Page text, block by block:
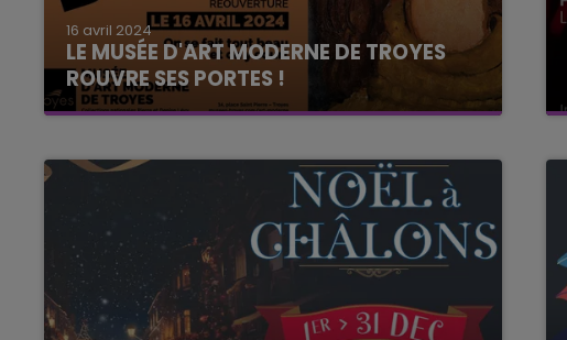
16 avril 2024
LE MUSÉE D'ART MODERNE DE TROYES
ROUVRE SES PORTES !
C'est le grand jour ! En rénovation depuis 2018,
complète aujourd'hui !